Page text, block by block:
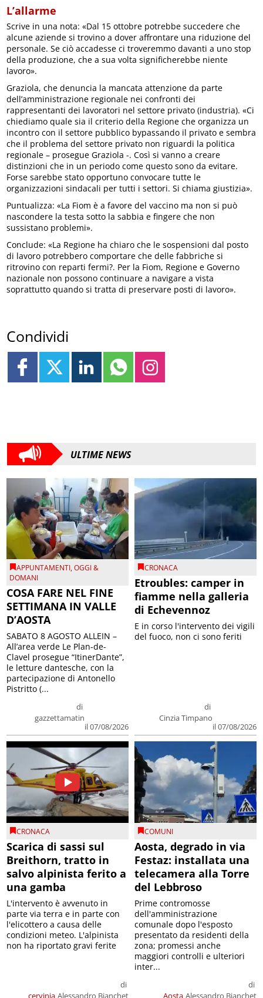
L’allarme
Scrive in una nota: «Dal 15 ottobre potrebbe succedere che
alcune aziende si trovino a dover affrontare una riduzione del
personale. Se ciò accadesse ci troveremmo davanti a uno stop
della produzione, che a sua volta significherebbe niente
lavoro».
Graziola, che denuncia la mancata attenzione da parte
dell’amministrazione regionale nei confronti dei
rappresentanti dei lavoratori nel settore privato (industria). «Ci
chiediamo quale sia il criterio della Regione che organizza un
incontro con il settore pubblico bypassando il privato e sembra
che il problema del settore privato non riguardi la politica
regionale – prosegue Graziola -. Così si vanno a creare
distinzioni che in un periodo come questo sono da evitare.
Forse sarebbe stato opportuno convocare tutte le
organizzazioni sindacali per tutti i settori. Si chiama giustizia».
Puntualizza: «La Fiom è a favore del vaccino ma non si può
nascondere la testa sotto la sabbia e fingere che non
sussistano problemi».
Conclude: «La Regione ha chiaro che le sospensioni dal posto
di lavoro potrebbero comportare che delle fabbriche si
ritrovino con reparti fermi?. Per la Fiom, Regione e Governo
nazionale non possono continuare a navigare a vista
soprattutto quando si tratta di preservare posti di lavoro».
Condividi
ULTIME NEWS
APPUNTAMENTI,OGGI &
DOMANI
COSA FARE NEL FINE
SETTIMANA IN VALLE
D’AOSTA
di
gazzettamatin
il 07/08/2026
SABATO 8 AGOSTO ALLEIN –
All’area verde Le Plan-de-
Clavel prosegue “ItinerDante”,
le letture dantesche, con la
partecipazione di Antonello
Pistritto (...
CRONACA
Etroubles: camper in
fiamme nella galleria
di Echevennoz
di
Cinzia Timpano
il 07/08/2026
E in corso l'intervento dei vigili
del fuoco, non ci sono feriti
CRONACA
Scarica di sassi sul
Breithorn, tratto in
salvo alpinista ferito a
una gamba
cervinia
di
Alessandro Bianchet
L'intervento è avvenuto in
parte via terra e in parte con
l'elicottero a causa delle
condizioni meteo. L'alpinista
non ha riportato gravi ferite
COMUNI
Aosta, degrado in via
Festaz: installata una
telecamera alla Torre
del Lebbroso
Aosta
di
Alessandro Bianchet
Prime contromosse
dell'amministrazione
comunale dopo l'esposto
presentato da residenti della
zona; promessi anche
maggiori controlli e ulteriori
inter...